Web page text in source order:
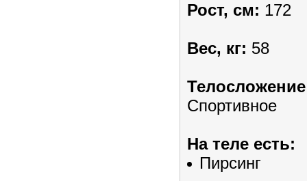
Рост, см: 172
Вес, кг: 58
Спортивное
На теле есть:
Пирсинг